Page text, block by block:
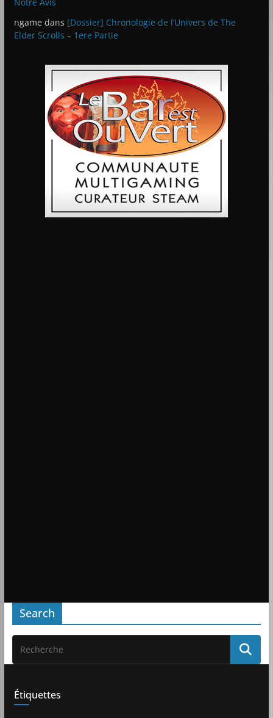
ngame dans [Dossier] Chronologie de l’Univers de The
Elder Scrolls – 1ere Partie
Search
Étiquettes